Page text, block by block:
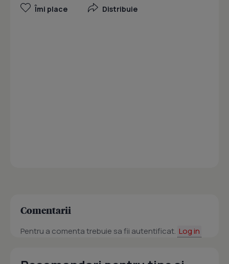
Îmi place Distribuie
Comentarii
Pentru a comenta trebuie sa fii autentificat. Log in